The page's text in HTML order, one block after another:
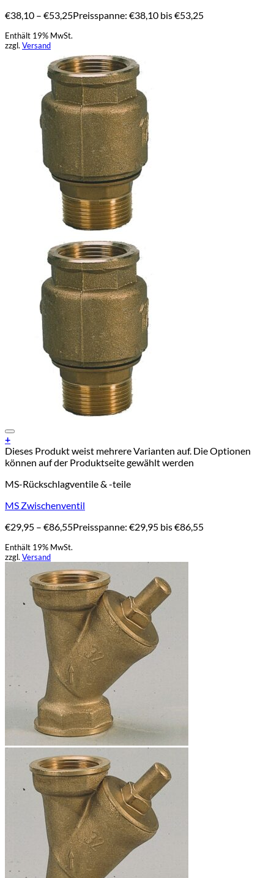
€38,10 – €53,25Preisspanne: €38,10 bis €53,25
Enthält 19% MwSt.
zzgl. Versand
+
Dieses Produkt weist mehrere Varianten auf. Die Optionen
können auf der Produktseite gewählt werden
MS-Rückschlagventile & -teile
MS Zwischenventil
€29,95 – €86,55Preisspanne: €29,95 bis €86,55
Enthält 19% MwSt.
zzgl. Versand